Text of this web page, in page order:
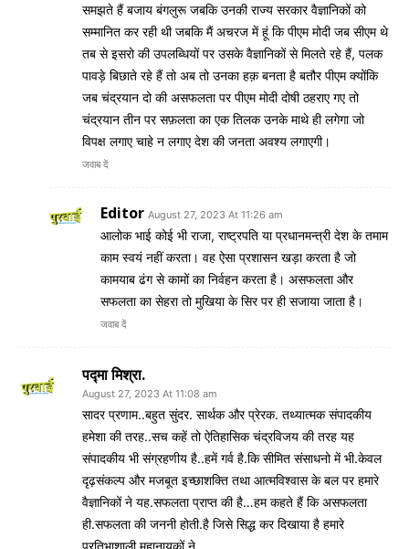
समझते हैं बजाय बंगलुरू जबकि उनकी राज्य सरकार वैज्ञानिकों को
सम्मानित कर रही थी जबकि मैं अचरज में हूं कि पीएम मोदी जब सीएम थे
तब से इसरो की उपलब्धियों पर उसके वैज्ञानिकों से मिलते रहे हैं, पलक
पावड़े बिछाते रहे हैं तो अब तो उनका हक़ बनता है बतौर पीएम क्योंकि
जब चंद्रयान दो की असफलता पर पीएम मोदी दोषी ठहराए गए तो
चंद्रयान तीन पर सफ़लता का एक तिलक उनके माथे ही लगेगा जो
विपक्ष लगाए चाहे न लगाए देश की जनता अवश्य लगाएगी।
जवाब दें
Editor August 27, 2023 At 11:26 am
आलोक भाई कोई भी राजा, राष्ट्रपति या प्रधानमन्त्री देश के तमाम
काम स्वयं नहीं करता। वह ऐसा प्रशासन खड़ा करता है जो
कामयाब ढंग से कामों का निर्वहन करता है। असफलता और
सफलता का सेहरा तो मुखिया के सिर पर ही सजाया जाता है।
जवाब दें
पद्मा मिश्रा.
August 27, 2023 At 11:08 am
सादर प्रणाम..बहुत सुंदर. सार्थक और प्रेरक. तथ्यात्मक संपादकीय
हमेशा की तरह..सच कहें तो ऐतिहासिक चंद्रविजय की तरह यह
संपादकीय भी संग्रहणीय है..हमें गर्व है.कि सीमित संसाधनो में भी.केवल
दृढ़संकल्प और मजबूत इच्छाशक्ति तथा आत्मविश्वास के बल पर हमारे
वैज्ञानिकों ने यह.सफलता प्राप्त की है…हम कहते हैं कि असफलता
ही.सफलता की जननी होती.है जिसे सिद्ध कर दिखाया है हमारे
प्रतिभाशाली महानायकों ने..